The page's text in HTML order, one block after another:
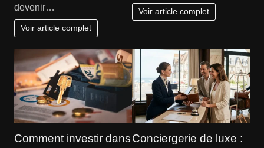
devenir…
Voir article complet
Voir article complet
Comment investir dansConciergerie de luxe :